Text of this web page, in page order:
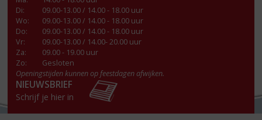
Di:
09.00-13.00 / 14.00 - 18.00 uur
Wo:
09.00-13.00 / 14.00 - 18.00 uur
Do:
09.00-13.00 / 14.00 - 18.00 uur
Vr:
09.00-13.00 / 14.00- 20.00 uur
Za:
09.00 - 19.00 uur
Zo:
Gesloten
Openingstijden kunnen op feestdagen afwijken.
NIEUWSBRIEF
Schrijf je hier in